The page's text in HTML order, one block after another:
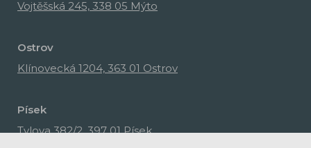
Vojtěšská 245, 338 05 Mýto
Ostrov
Klínovecká 1204, 363 01 Ostrov
Písek
Tylova 382/2, 397 01 Písek